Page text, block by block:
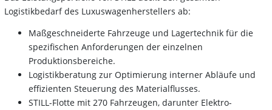
Logistikbedarf des Luxuswagenherstellers ab:
Maßgeschneiderte Fahrzeuge und Lagertechnik für die
spezifischen Anforderungen der einzelnen
Produktionsbereiche.
Logistikberatung zur Optimierung interner Abläufe und
effizienten Steuerung des Materialflusses.
STILL-Flotte mit 270 Fahrzeugen, darunter Elektro-